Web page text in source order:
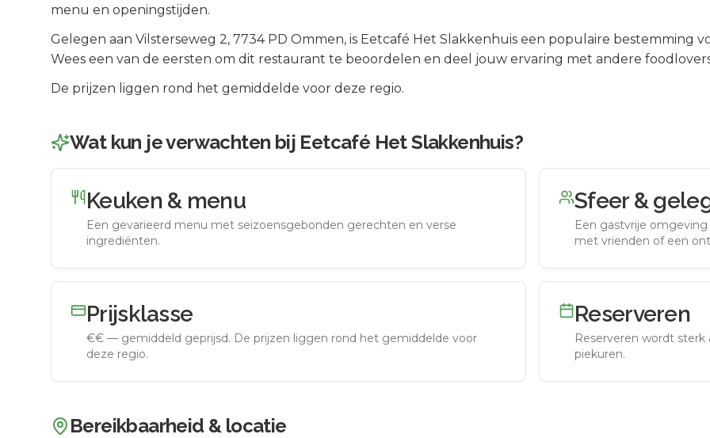
menu en openingstijden.
Gelegen aan Vilsterseweg 2, 7734 PD Ommen, is Eetcafé Het Slakkenhuis een populaire bestemming
Wees een van de eersten om dit restaurant te beoordelen en deel jouw ervaring met andere
De prijzen liggen rond het gemiddelde voor deze regio.
Wat kun je verwachten bij Eetcafé Het Slakkenhuis?
Keuken & menu
Een gevarieerd menu met seizoensgebonden gerechten en verse
ingrediënten.
Sfeer &
Een gastvrije
met vrienden of een
Prijsklasse
€€ — gemiddeld geprijsd. De prijzen liggen rond het gemiddelde voor
deze regio.
Reserveren
Reserveren wordt
piekuren.
Bereikbaarheid & locatie